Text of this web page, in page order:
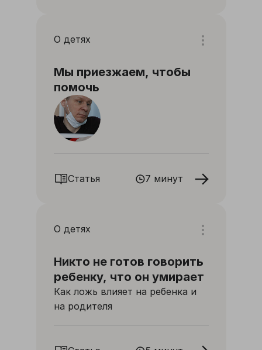
О детях
Мы приезжаем, чтобы
помочь
Статья 7 минут
О детях
Никто не готов говорить
ребенку, что он умирает
Как ложь влияет на ребенка и
на родителя